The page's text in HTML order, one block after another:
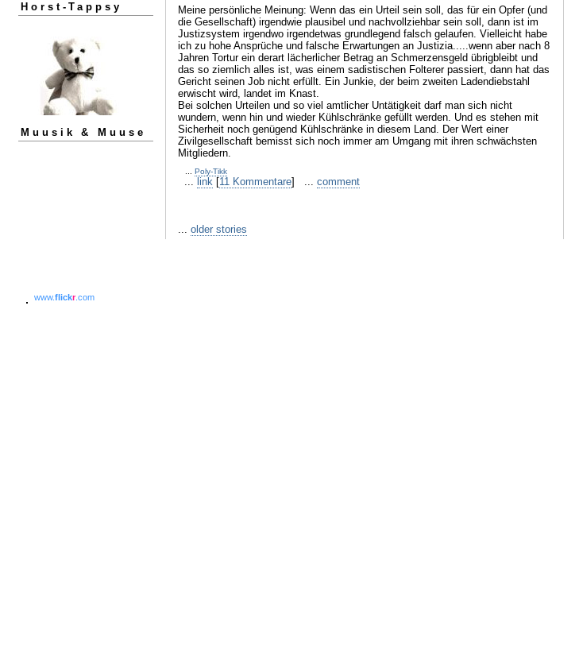
Horst-Tappsy
Muusik & Muuse
www.flickr.com
Meine persönliche Meinung: Wenn das ein Urteil sein soll, das für ein Opfer (und
die Gesellschaft) irgendwie plausibel und nachvollziehbar sein soll, dann ist im
Justizsystem irgendwo irgendetwas grundlegend falsch gelaufen. Vielleicht habe
ich zu hohe Ansprüche und falsche Erwartungen an Justizia.....wenn aber nach 8
Jahren Tortur ein derart lächerlicher Betrag an Schmerzensgeld übrigbleibt und
das so ziemlich alles ist, was einem sadistischen Folterer passiert, dann hat das
Gericht seinen Job nicht erfüllt. Ein Junkie, der beim zweiten Ladendiebstahl
erwischt wird, landet im Knast.
Bei solchen Urteilen und so viel amtlicher Untätigkeit darf man sich nicht
wundern, wenn hin und wieder Kühlschränke gefüllt werden. Und es stehen mit
Sicherheit noch genügend Kühlschränke in diesem Land. Der Wert einer
Zivilgesellschaft bemisst sich noch immer am Umgang mit ihren schwächsten
Mitgliedern.
Poly-Tikk
... link [11 Kommentare] ... comment
... older stories